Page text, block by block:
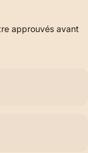
approuvés avant